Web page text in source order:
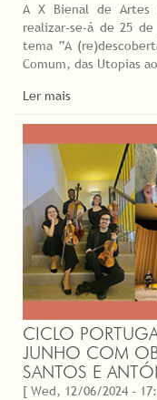
A X Bienal de Artes
realizar-se-á de 25
tema “A
Comum, das Utopias
Ler mais
CICLO
JUNHO COM
SANTOS E
[ Wed, 12/06/2024 -